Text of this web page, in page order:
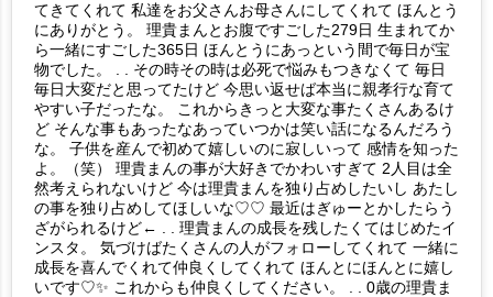
てきてくれて 私達をお父さんお母さんにしてくれて ほんとう
にありがとう。 理貴まんとお腹ですごした279日 生まれてか
ら一緒にすごした365日 ほんとうにあっという間で毎日が宝
物でした。 . . その時その時は必死で悩みもつきなくて 毎日
毎日大変だと思ってたけど 今思い返せば本当に親孝行な育て
やすい子だったな。 これからきっと大変な事たくさんあるけ
ど そんな事もあったなあっていつかは笑い話になるんだろう
な。 子供を産んで初めて嬉しいのに寂しいって 感情を知った
よ。（笑） 理貴まんの事が大好きでかわいすぎて 2人目は全
然考えられないけど 今は理貴まんを独り占めしたいし あたし
の事を独り占めしてほしいな♡♡ 最近はぎゅーとかしたらう
ざがられるけど← . . 理貴まんの成長を残したくてはじめたイ
ンスタ。 気づけばたくさんの人がフォローしてくれて 一緒に
成長を喜んでくれて仲良くしてくれて ほんとにほんとに嬉し
いです♡✨ これからも仲良くしてください。 . . 0歳の理貴ま